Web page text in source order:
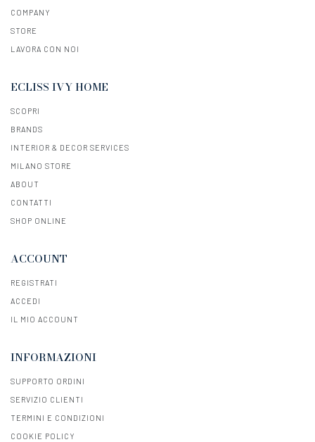
COMPANY
STORE
LAVORA CON NOI
ECLISS IVY HOME
SCOPRI
BRANDS
INTERIOR & DECOR SERVICES
MILANO STORE
ABOUT
CONTATTI
SHOP ONLINE
ACCOUNT
REGISTRATI
ACCEDI
IL MIO ACCOUNT
INFORMAZIONI
SUPPORTO ORDINI
SERVIZIO CLIENTI
TERMINI E CONDIZIONI
COOKIE POLICY